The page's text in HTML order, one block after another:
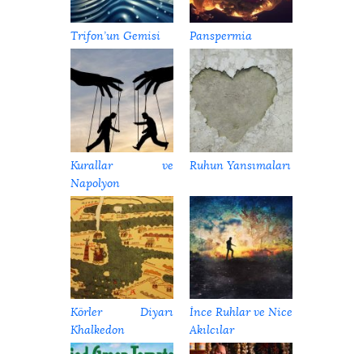
Trifon’un Gemisi Panspermia
Kurallar ve
Napolyon
Ruhun Yansımaları
Körler Diyarı
Khalkedon
İnce Ruhlar ve Nice
Akılcılar